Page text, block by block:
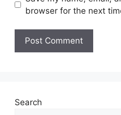
browser for the next
Search